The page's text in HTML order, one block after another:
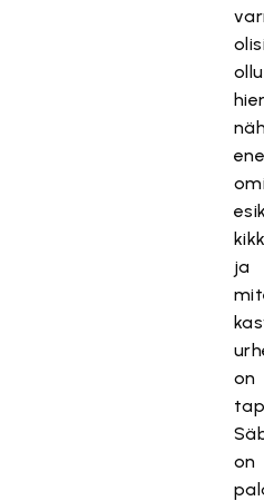
olisi
ja
on
on